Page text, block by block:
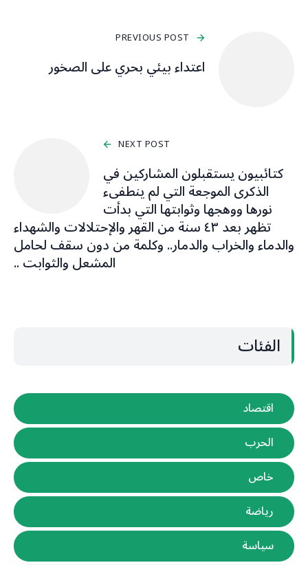
PREVIOUS POST
اعتداء بيئي بحري على الصخور
NEXT POST
كتائبيون يستقبلون المشاركين في
الذكرى الموجعة التي لم ينطفىء
نورها ووهجها وثوابتها التي بدأت
تظهر بعد ٤٣ سنة من القهر والإحتلالات والشهداء
والدماء والخراب والدمار.. وكلمة من دون سقف لحامل
المشعل والثوابت ..
الفئات
اقتصاد
الحرب
خاص
رياضة
سياسة